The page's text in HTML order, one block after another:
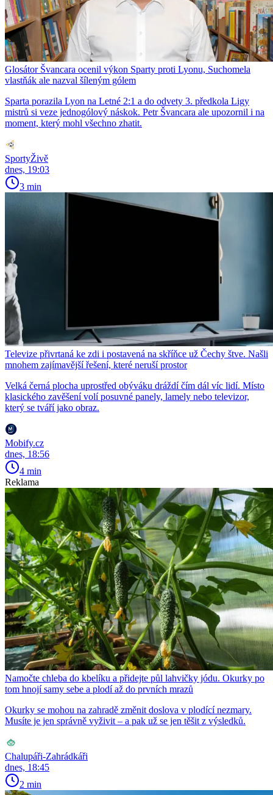
Glosátor Švancara ocenil výkon Sparty proti Lyonu, Suchomela
vlastňák ale nazval šíleným gólem
Sparta porazila Lyon na Letné 2:1 a do odvety 3. předkola Ligy
mistrů si veze jednogólový náskok. Petr Švancara ale upozornil i na
moment, který mohl všechno zhatit.
SportyŽivě
dnes, 19:03
3 min
Televize přivrtaná ke zdi i postavená na skříňce už Čechy štve. Našli
mnohem zajímavější řešení, které neruší prostor
Velká černá plocha uprostřed obýváku dráždí čím dál víc lidí. Místo
klasického zavěšení volí posuvné panely, lamely nebo televizor,
který se tváří jako obraz.
Mobify.cz
dnes, 18:56
4 min
Reklama
Namočte chleba do kbelíku a přidejte půl lahvičky jódu. Okurky po
tom hnojí samy sebe a plodí až do prvních mrazů
Okurky se mohou na zahradě změnit doslova v plodící nezmary.
Musíte je jen správně vyživit – a pak už se jen těšit z výsledků.
Chalupáři-Zahrádkáři
dnes, 18:45
2 min